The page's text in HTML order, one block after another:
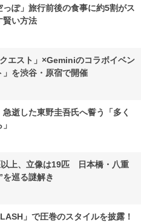
っぽ」旅行前後の食事に約5割がス
い方法
エスト」×Geminiのコラボイベン
」を渋谷・原宿で開催
逝した東野圭吾氏へ誓う「多く
上、立像は19匹 日本橋・八重
を巡る謎解き
」で圧巻のスタイルを披露！